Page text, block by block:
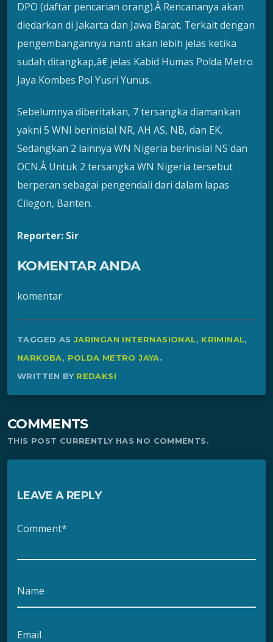
DPO (daftar pencarian orang).Â Rencananya akan
diedarkan di Jakarta dan Jawa Barat. Terkait dengan
pengembangannya nanti akan lebih jelas ketika
sudah ditangkap,â€ jelas Kabid Humas Polda Metro
Jaya Kombes Pol Yusri Yunus.
Sebelumnya diberitakan, 7 tersangka diamankan
yakni 5 WNI berinisial NR, AH AS, NB, dan EK.
Sedangkan 2 lainnya WN Nigeria berinisial NS dan
OCN.Â Untuk 2 tersangka WN Nigeria tersebut
berperan sebagai pengendali dari dalam lapas
Cilegon, Banten.
Reporter: Sir
KOMENTAR ANDA
komentar
TAGGED AS JARINGAN INTERNASIONAL, KRIMINAL,
NARKOBA, POLDA METRO JAYA.
WRITTEN BY REDAKSI
COMMENTS
THIS POST CURRENTLY HAS NO COMMENTS.
LEAVE A REPLY
Comment*
Name
Email